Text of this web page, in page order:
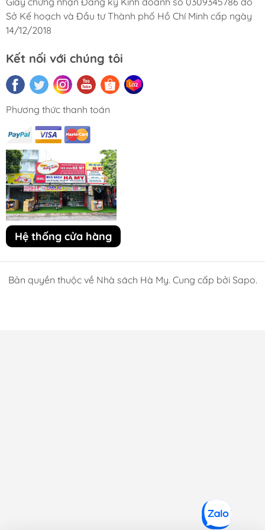
Sở Kế hoạch và Đầu tư Thành phố Hồ Chí Minh cấp ngày
14/12/2018
Kết nối với chúng tôi
Phương thức thanh toán
Hệ thống cửa hàng
Bản quyền thuộc về Nhà sách Hà My. Cung cấp bởi Sapo.